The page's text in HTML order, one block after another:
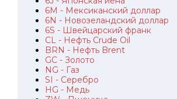
6M - Мексиканский доллар
6N - Новозеландский доллар
6S - Швейцарский франк
CL - Нефть Crude Oil
BRN - Нефть Brent
GC - Золото
NG - Газ
SI - Серебро
HG - Медь